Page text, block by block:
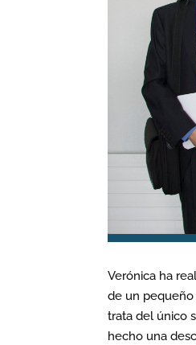
Verónica ha
de un pequeño
trata del único
hecho una